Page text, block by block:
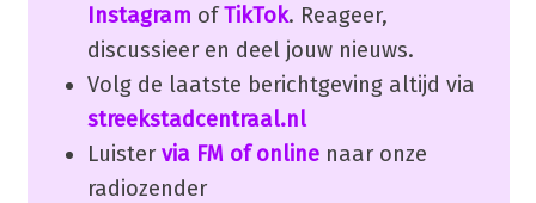
Instagram ofTikTok. Reageer,
discussieer en deel jouw nieuws.
Volg de laatste berichtgeving altijd via
streekstadcentraal.nl
Luister via FM of onlinenaar onze
radiozender